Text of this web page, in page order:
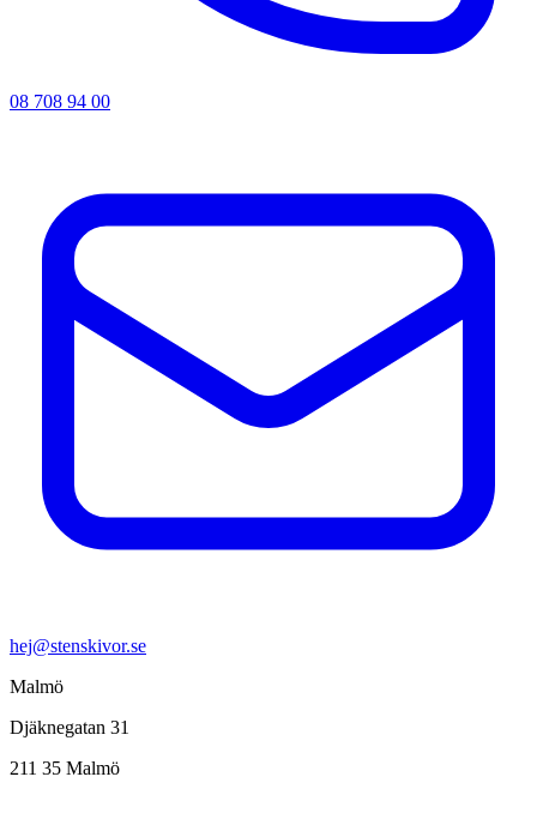
08 708 94 00
hej@stenskivor.se
Malmö
Djäknegatan 31
211 35 Malmö